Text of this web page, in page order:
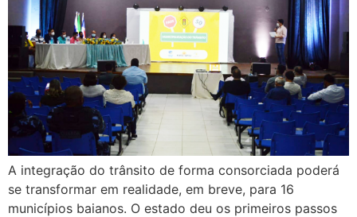
A integração do trânsito de forma consorciada poderá
se transformar em realidade, em breve, para 16
municípios baianos. O estado deu os primeiros passos